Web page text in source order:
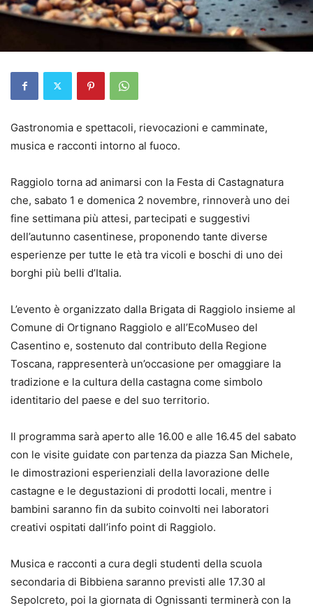
Gastronomia e spettacoli, rievocazioni e camminate,
musica e racconti intorno al fuoco.
Raggiolo torna ad animarsi con la Festa di Castagnatura
che, sabato 1 e domenica 2 novembre, rinnoverà uno dei
fine settimana più attesi, partecipati e suggestivi
dell’autunno casentinese, proponendo tante diverse
esperienze per tutte le età tra vicoli e boschi di uno dei
borghi più belli d’Italia.
L’evento è organizzato dalla Brigata di Raggiolo insieme al
Comune di Ortignano Raggiolo e all’EcoMuseo del
Casentino e, sostenuto dal contributo della Regione
Toscana, rappresenterà un’occasione per omaggiare la
tradizione e la cultura della castagna come simbolo
identitario del paese e del suo territorio.
Il programma sarà aperto alle 16.00 e alle 16.45 del sabato
con le visite guidate con partenza da piazza San Michele,
le dimostrazioni esperienziali della lavorazione delle
castagne e le degustazioni di prodotti locali, mentre i
bambini saranno fin da subito coinvolti nei laboratori
creativi ospitati dall’info point di Raggiolo.
Musica e racconti a cura degli studenti della scuola
secondaria di Bibbiena saranno previsti alle 17.30 al
Sepolcreto, poi la giornata di Ognissanti terminerà con la